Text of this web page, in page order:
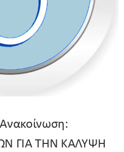
ΓΙΑ ΤΗΝ ΚΑΛΥΨΗ